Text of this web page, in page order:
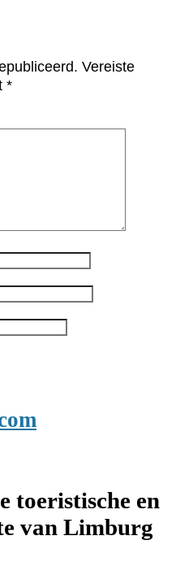
Vereiste
*
toeristische en
van Limburg